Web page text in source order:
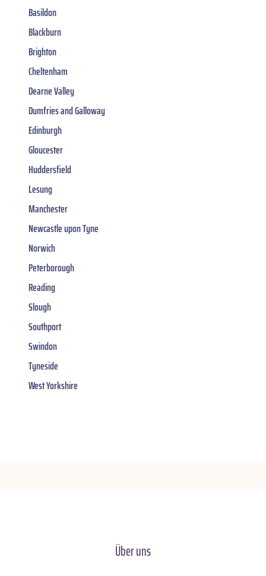
Basildon
Blackburn
Brighton
Cheltenham
Dearne Valley
Dumfries and Galloway
Edinburgh
Gloucester
Huddersfield
Lesung
Manchester
Newcastle upon Tyne
Norwich
Peterborough
Reading
Slough
Southport
Swindon
Tyneside
West Yorkshire
Über uns